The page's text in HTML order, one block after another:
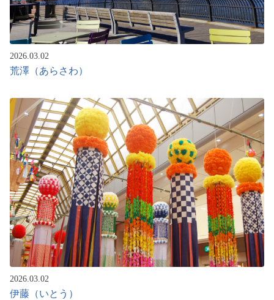
2026.03.02
荒澤（あらさわ）
2026.03.02
伊藤（いとう）